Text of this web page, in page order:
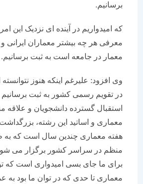
برسانیم.
که امیدواریم در آینده ای نزدیک این امر را
معرفی هر چه بیشتر معماران ایرانی و
معمار در جامعه است به ثبت برسانیم.
وی افزود: علیرغم اینکه هنوز نتوانسته ایم
در تقویم رسمی کشور به ثبت برسانیم اما با
استقبال گسترده دانشجویان و علاقه مندان
معماری و اساتید این رشته، بزرگداشت روز
هفته معماری چندین سال است که به طور
منظم در سراسر کشور برگزار می شود و
برای ما جای بسی امیدواری است که
معماری تا حدی که در توان ما بود به عموم